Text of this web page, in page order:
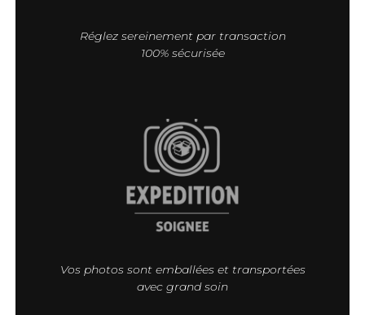
Réglez sereinement par transaction
100% sécurisée
Vos photos sont emballées et transportées
avec grand soin